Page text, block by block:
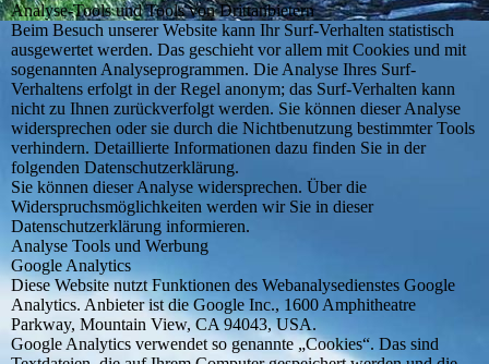
Analyse-Tools und Tools von Drittanbietern
Beim Besuch unserer Website kann Ihr Surf-Verhalten statistisch
ausgewertet werden. Das geschieht vor allem mit Cookies und mit
sogenannten Analyseprogrammen. Die Analyse Ihres Surf-
Verhaltens erfolgt in der Regel anonym; das Surf-Verhalten kann
nicht zu Ihnen zurückverfolgt werden. Sie können dieser Analyse
widersprechen oder sie durch die Nichtbenutzung bestimmter Tools
verhindern. Detaillierte Informationen dazu finden Sie in der
folgenden Datenschutzerklärung.
Sie können dieser Analyse widersprechen. Über die
Widerspruchsmöglichkeiten werden wir Sie in dieser
Datenschutzerklärung informieren.
Analyse Tools und Werbung
Google Analytics
Diese Website nutzt Funktionen des Webanalysedienstes Google
Analytics. Anbieter ist die Google Inc., 1600 Amphitheatre
Parkway, Mountain View, CA 94043, USA.
Google Analytics verwendet so genannte „Cookies“. Das sind